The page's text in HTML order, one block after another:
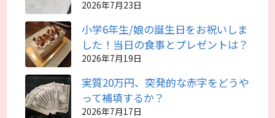
2026年7月23日
小学6年生/娘の誕生日をお祝いしま
した！当日の食事とプレゼントは？
2026年7月19日
実質20万円、突発的な赤字をどうや
って補填するか？
2026年7月17日